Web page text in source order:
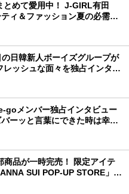
とめて愛用中！ J-GIRL有田
ィ＆ファッション夏の必需
の日韓新人ボーイズグループが
ッシュな面々を独占インタビ
♪
goメンバー独占インタビュー
ーッと言葉にできた時は幸
商品が一時完売！ 限定アイテ
SUI POP-UP STORE」が